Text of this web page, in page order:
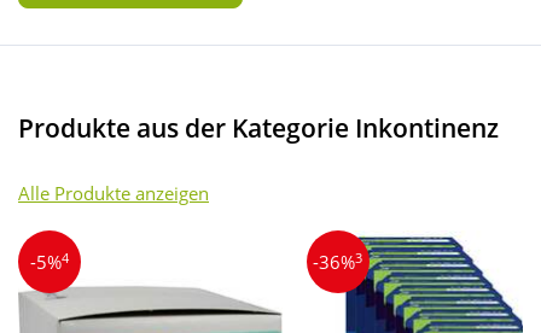
Produkte aus der Kategorie Inkontinenz
Alle Produkte anzeigen
-5%4 -36%3